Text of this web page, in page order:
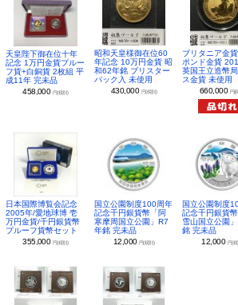
天皇陛下御在位十年
記念 1万円金貨プルー
フ貨+白銅貨 2枚組 平
成11年 完未品
458,000 円(税別)
昭和天皇様御在位60
年記念 10万円金貨 昭
和62年銘 ブリスター
パック入 未使用
430,000 円(税別)
ブリタニア金
ポンド金貨
英国王立造幣
ス金貨 未使用
660,000 円(
日本国際博覧会記念
2005年/愛地球博 壱
万円金貨/千円銀貨幣
プルーフ貨幣セット
355,000 円(税別)
国立公園制度100周年
記念千円銀貨幣「阿
寒摩周国立公園」R7
年銘 完未品
12,000 円(税別)
国立公園制度
記念千円銀貨
雪山国立公園
銘 完未品
12,000 円(税